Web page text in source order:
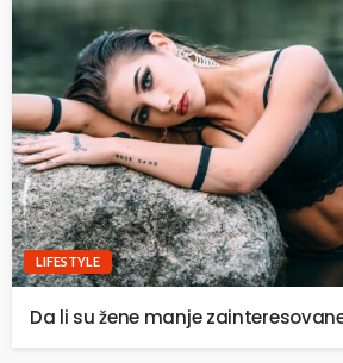
LIFESTYLE
Da li su žene manje